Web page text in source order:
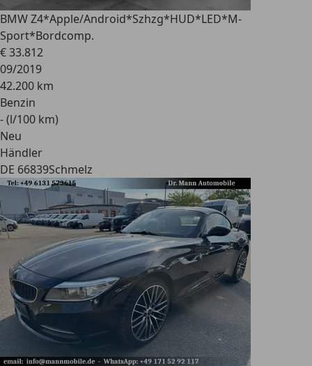
BMW Z4*Apple/Android*Szhzg*HUD*LED*M-
Sport*Bordcomp.
€ 33.812
09/2019
42.200 km
Benzin
- (l/100 km)
Neu
Händler
DE 66839Schmelz